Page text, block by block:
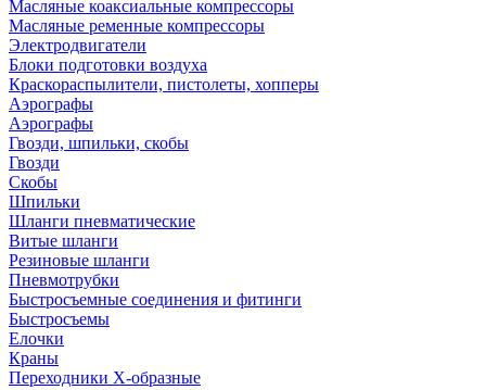
Масляные коаксиальные компрессоры
Масляные ременные компрессоры
Электродвигатели
Блоки подготовки воздуха
Краскораспылители, пистолеты, хопперы
Аэрографы
Аэрографы
Гвозди, шпильки, скобы
Гвозди
Скобы
Шпильки
Шланги пневматические
Витые шланги
Резиновые шланги
Пневмотрубки
Быстросъемные соединения и фитинги
Быстросъемы
Елочки
Краны
Переходники Х-образные